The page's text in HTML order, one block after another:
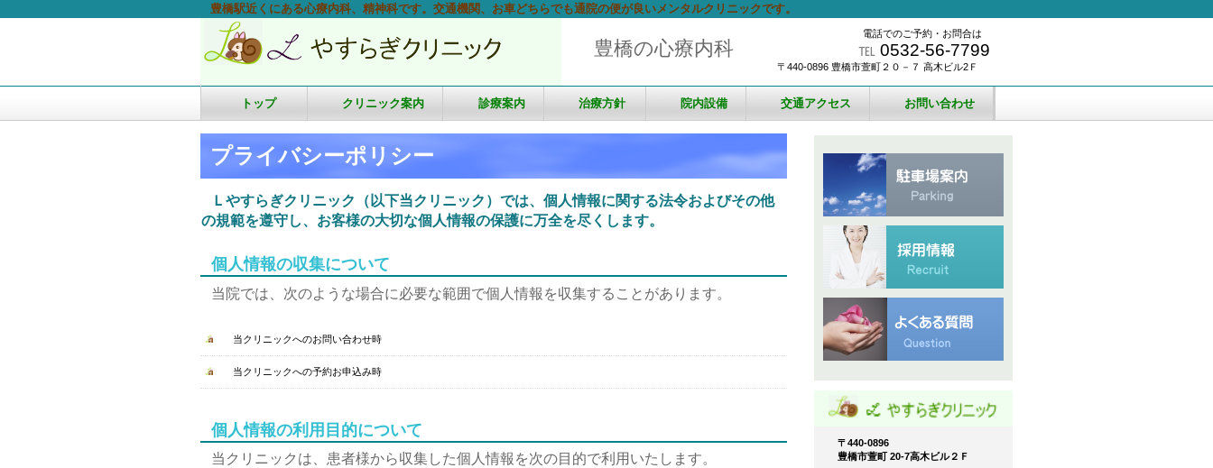
豊橋駅近くにある心療内科、精神科です。交通機関、お車どちらでも通院の便が良いメンタルクリニックです。
電話でのご予約・お問合は
℡ 0532-56-7799
〒440-0896 豊橋市萱町２０－７ 高木ビル2Ｆ
豊橋の心療内科
プライバシーポリシー
Ｌやすらぎクリニック（以下当クリニック）では、個人情報に関する法令およびその他
の規範を遵守し、お客様の大切な個人情報の保護に万全を尽くします。
個人情報の収集について
当院では、次のような場合に必要な範囲で個人情報を収集することがあります。
当クリニックへのお問い合わせ時
当クリニックへの予約お申込み時
個人情報の利用目的について
当クリニックは、患者様から収集した個人情報を次の目的で利用いたします。
トップ クリニック案内 診療案内 治療方針 院内設備 交通アクセス お問い合わせ
〒440-0896
豊橋市萱町 20-7高木ビル２Ｆ